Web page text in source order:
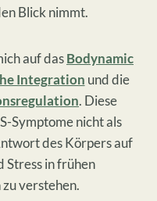
Blick nimmt.
auf dasBodynamic
Integration und die
. Diese
Symptome nicht als
des Körpers auf
Stress in frühen
verstehen.